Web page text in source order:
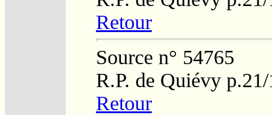
Retour
Source n° 54765
R.P. de Quiévy
Retour